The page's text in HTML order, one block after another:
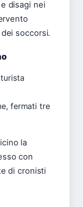
disagi nei
soccorsi.
fermati tre
la
con
di cronisti